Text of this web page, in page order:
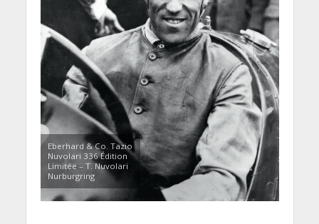
Eberhard & Co. Tazio
Nuvolari 336 Édition
Limitée – T. Nuvolari
Nurburgring